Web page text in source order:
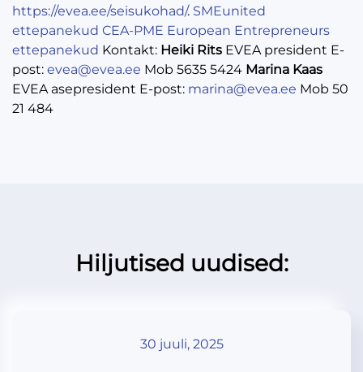
https://evea.ee/seisukohad/. SMEunited
ettepanekud CEA-PME European Entrepreneurs
ettepanekud Kontakt: Heiki Rits EVEA president E-
post: evea@evea.ee Mob 5635 5424 Marina Kaas
EVEA asepresident E-post: marina@evea.ee Mob 50
21 484
Hiljutised uudised:
30 juuli, 2025